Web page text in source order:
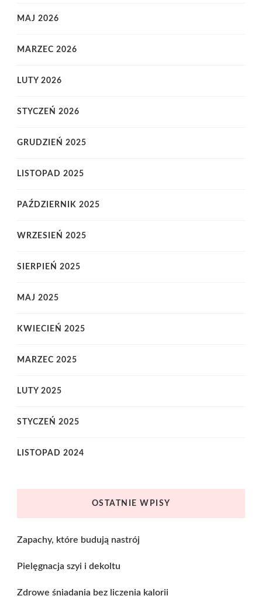
MAJ 2026
MARZEC 2026
LUTY 2026
STYCZEŃ 2026
GRUDZIEŃ 2025
LISTOPAD 2025
PAŹDZIERNIK 2025
WRZESIEŃ 2025
SIERPIEŃ 2025
MAJ 2025
KWIECIEŃ 2025
MARZEC 2025
LUTY 2025
STYCZEŃ 2025
LISTOPAD 2024
OSTATNIE WPISY
Zapachy, które budują nastrój
Pielęgnacja szyi i dekoltu
Zdrowe śniadania bez liczenia kalorii